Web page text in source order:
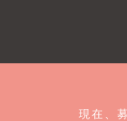
現在、